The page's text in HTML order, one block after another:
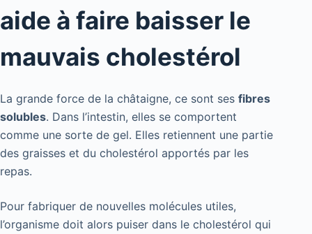
aide à faire baisser le
mauvais cholestérol
La grande force de la châtaigne, ce sont ses fibres
solubles. Dans l’intestin, elles se comportent
comme une sorte de gel. Elles retiennent une partie
des graisses et du cholestérol apportés par les
repas.
Pour fabriquer de nouvelles molécules utiles,
l’organisme doit alors puiser dans le cholestérol qui